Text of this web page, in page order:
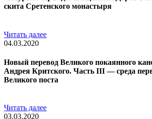
скита Сретенского монастыря
Читать далее
04.03.2020
Новый перевод Великого покаянного
Андрея Критского. Часть III — среда
Великого поста
Читать далее
03.03.2020